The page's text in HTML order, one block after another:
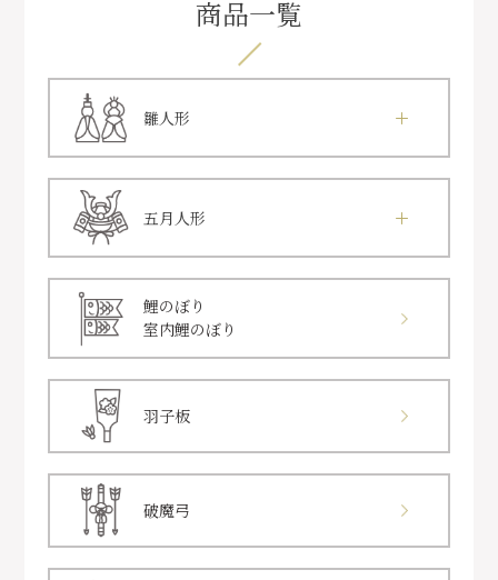
商品一覧
雛人形
五月人形
鯉のぼり
室内鯉のぼり
羽子板
破魔弓